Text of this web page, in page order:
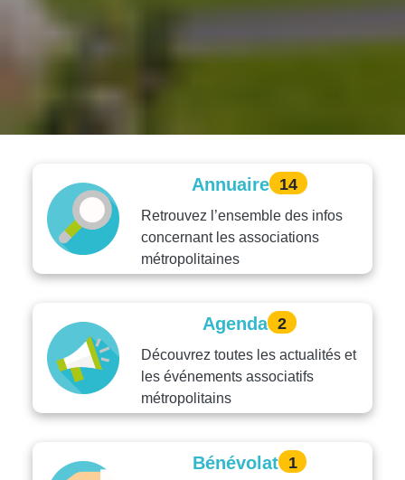
Annuaire 14
Retrouvez l’ensemble des infos
concernant les associations
métropolitaines
Agenda 2
Découvrez toutes les actualités et
les événements associatifs
métropolitains
Bénévolat 1